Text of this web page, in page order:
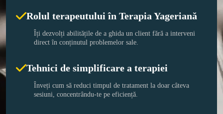
Rolul terapeutului în Terapia Yageriană
Îți dezvolți abilitățile de a ghida un client fără a interveni
direct în conținutul problemelor sale.
Tehnici de simplificare a terapiei
Înveți cum să reduci timpul de tratament la doar câteva
sesiuni, concentrându-te pe eficiență.